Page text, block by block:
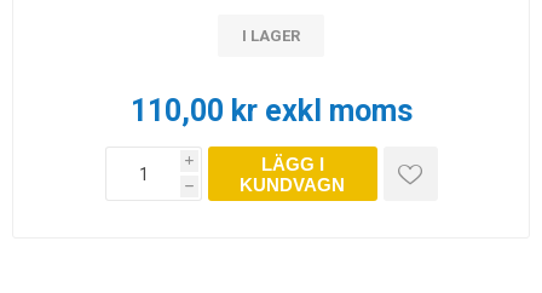
I LAGER
110,00 kr exkl moms
i
h
LÄGG I
KUNDVAGN